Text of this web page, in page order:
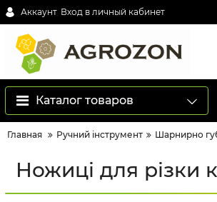
Аккаунт Вход в личный кабинет
Каталог товаров
Главная Ручний інструмент Шарнирно
Ножиці для різки